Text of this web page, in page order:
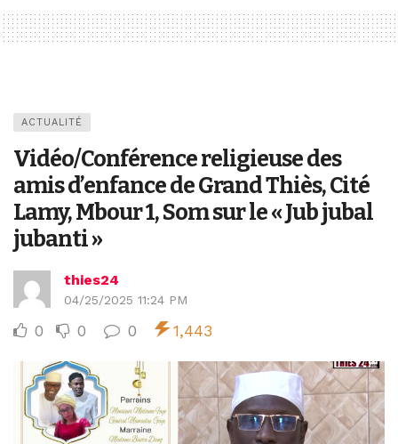
ACTUALITÉ
Vidéo/Conférence religieuse des
amis d’enfance de Grand Thiès, Cité
Lamy, Mbour 1, Som sur le « Jub jubal
jubanti »
thies24
04/25/2025 11:24 PM
0 0 0 1,443